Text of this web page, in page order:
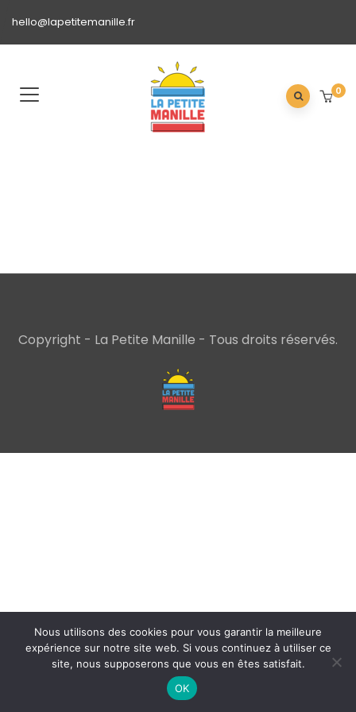
hello@lapetitemanille.fr
0
Copyright - La Petite Manille - Tous droits réservés.
Nous utilisons des cookies pour vous garantir la meilleure
expérience sur notre site web. Si vous continuez à utiliser ce
site, nous supposerons que vous en êtes satisfait.
OK